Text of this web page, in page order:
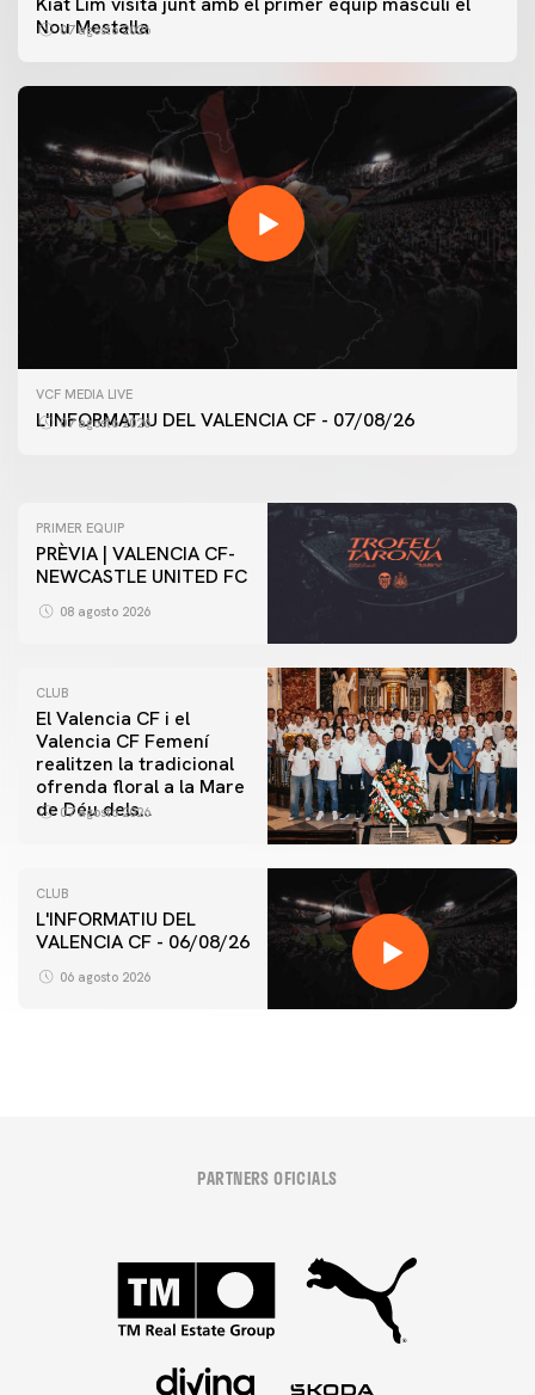
Nou Mestalla
07 agosto 2026
VCF MEDIA LIVE
L'INFORMATIU DEL VALENCIA CF - 07/08/26
07 agosto 2026
PRIMER EQUIP
ENTRENAMENT DEL VALENCIA CF 7/8/2026
PRIMER EQUIP
PRÈVIA | VALENCIA CF-
NEWCASTLE UNITED FC
08 agosto 2026
CLUB
El Valencia CF i el
Valencia CF Femení
realitzen la tradicional
ofrenda floral a la Mare
de Déu dels
07 agosto 2026
CLUB
L'INFORMATIU DEL
VALENCIA CF - 06/08/26
06 agosto 2026
PARTNERS OFICIALS